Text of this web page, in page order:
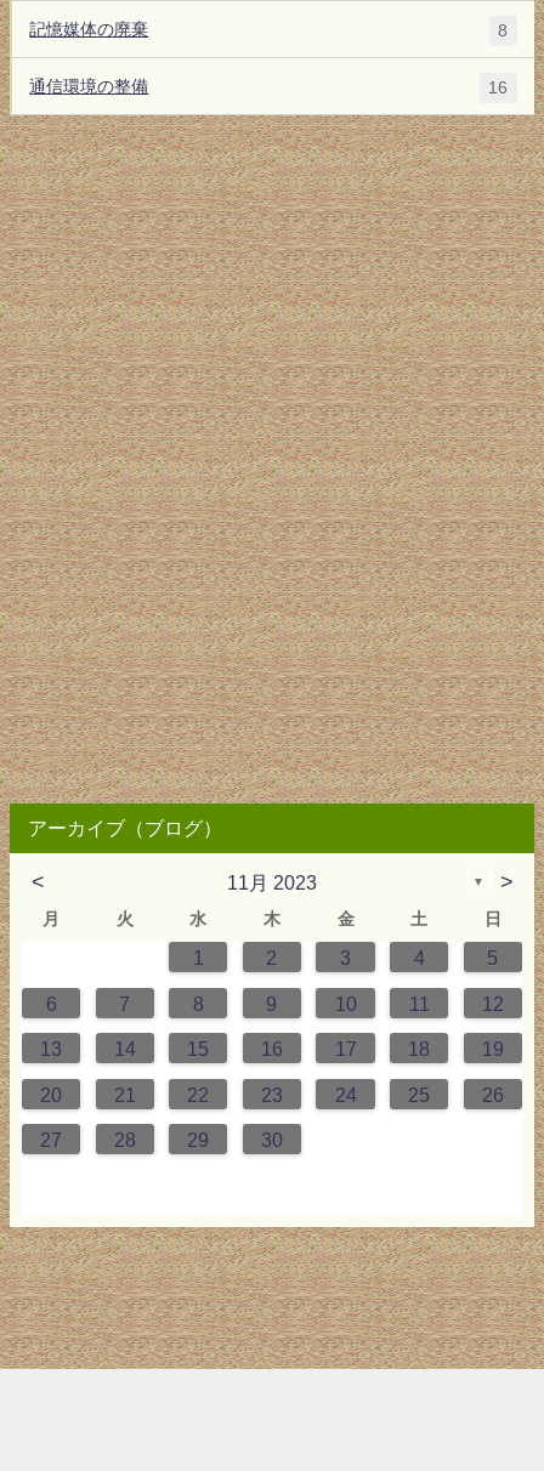
記憶媒体の廃棄 8
通信環境の整備 16
アーカイブ（ブログ）
< 11月 2023 ▼ >
月 火 水 木 金 土 日
1 2 3 4 5
6 7 8 9 10 11 12
13 14 15 16 17 18 19
20 21 22 23 24 25 26
27 28 29 30